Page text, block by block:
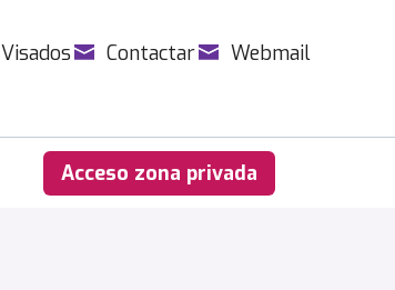
Visados Contactar Webmail
Acceso zona privada